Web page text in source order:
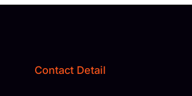
Contact Detail